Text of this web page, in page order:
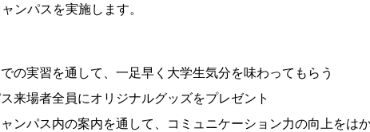
ンパスを実施します。
の実習を通して、一足早く大学生気分を味わってもらう
来場者全員にオリジナルグッズをプレゼント
ンパス内の案内を通して、コミュニケーション力の向上をは